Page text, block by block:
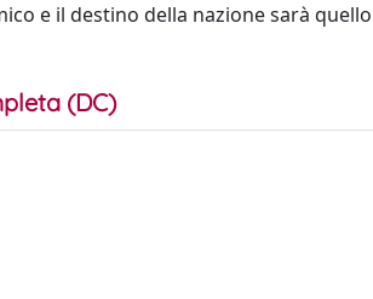
e il destino della nazione sarà
(DC)